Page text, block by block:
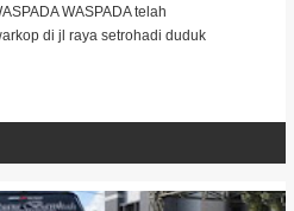
WASPADA telah
di jl raya setrohadi duduk